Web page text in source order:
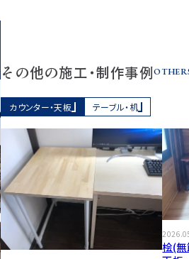
その他の施工・制作事例
カウンター・天板 テーブル・机
桧(無